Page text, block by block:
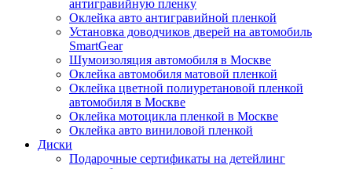
антигравийную пленку
Оклейка авто антигравийной пленкой
Установка доводчиков дверей на автомобиль
SmartGear
Шумоизоляция автомобиля в Москве
Оклейка автомобиля матовой пленкой
Оклейка цветной полиуретановой пленкой
автомобиля в Москве
Оклейка мотоцикла пленкой в Москве
Оклейка авто виниловой пленкой
Диски
Подарочные сертификаты на детейлинг